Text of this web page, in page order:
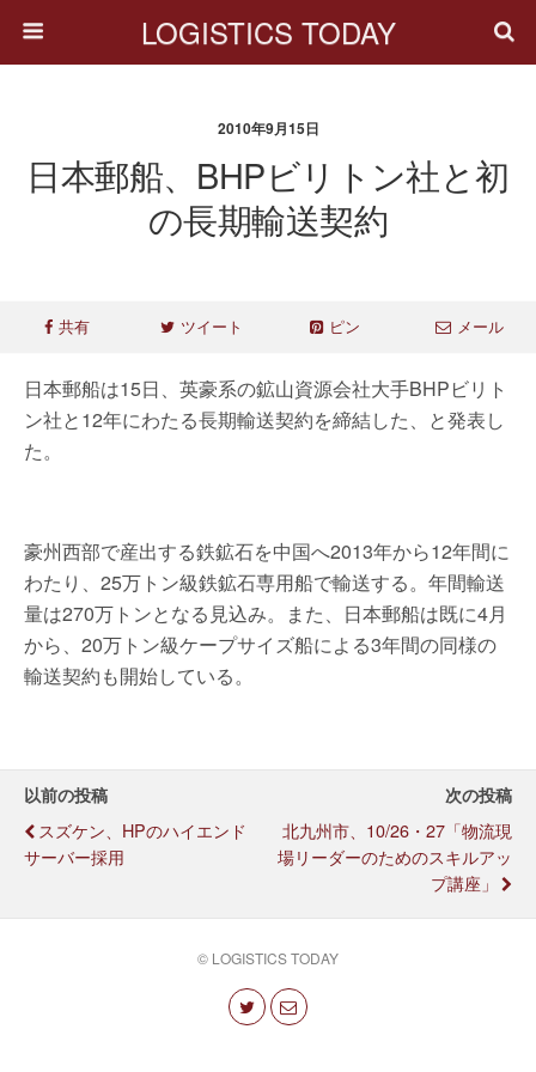
LOGISTICS TODAY
2010年9月15日
日本郵船、BHPビリトン社と初
の長期輸送契約
共有 ツイート ピン メール
日本郵船は15日、英豪系の鉱山資源会社大手BHPビリト
ン社と12年にわたる長期輸送契約を締結した、と発表し
た。
豪州西部で産出する鉄鉱石を中国へ2013年から12年間に
わたり、25万トン級鉄鉱石専用船で輸送する。年間輸送
量は270万トンとなる見込み。また、日本郵船は既に4月
から、20万トン級ケープサイズ船による3年間の同様の
輸送契約も開始している。
以前の投稿
スズケン、HPのハイエンド
サーバー採用
次の投稿
北九州市、10/26・27「物流現
場リーダーのためのスキルアッ
プ講座」
© LOGISTICS TODAY